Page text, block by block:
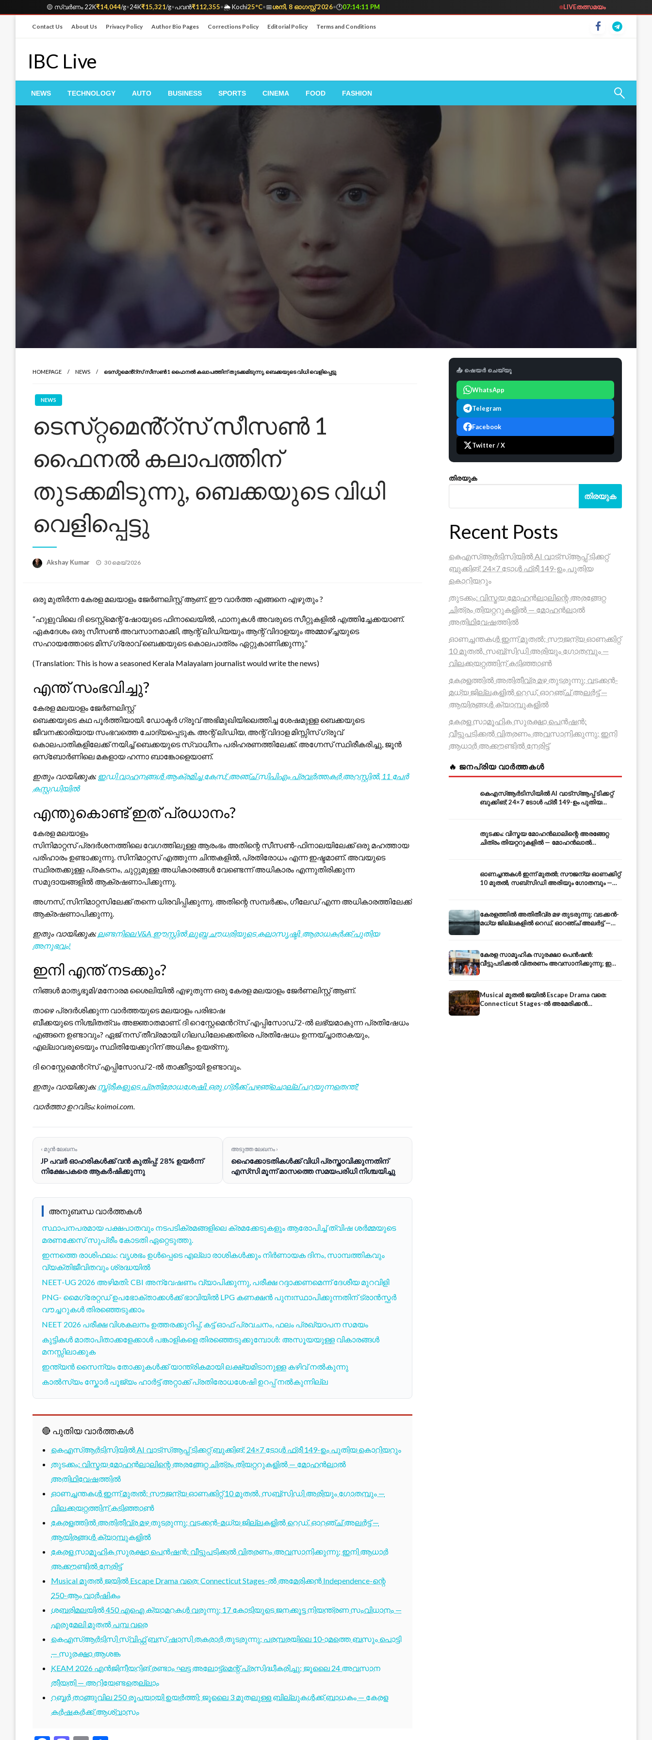
🟡 സ്വർണം 22K₹14,044/g•24K₹15,321/g•പവൻ₹112,355•🌦️ Kochi25°C•📅ശനി, 8 ഓഗസ്റ്റ് 2026•🕐07:14:12 PM LIVEതത്സമയം
Contact Us About Us Privacy Policy Author Bio Pages Corrections Policy Editorial Policy Terms and Conditions
IBC Live
NEWS TECHNOLOGY AUTO BUSINESS SPORTS CINEMA FOOD FASHION
HOMEPAGE NEWS ടെസ്‌റ്റമെൻ്റ്‌സ് സീസൺ 1 ഫൈനൽ കലാപത്തിന് തുടക്കമിടുന്നു, ബെക്കയുടെ വിധി വെളിപ്പെട്ടു
NEWS
ടെസ്‌റ്റമെൻ്റ്‌സ് സീസൺ 1
ഫൈനൽ കലാപത്തിന്
തുടക്കമിടുന്നു, ബെക്കയുടെ വിധി
വെളിപ്പെട്ടു
Akshay Kumar
Posted
30 മെയ്‌ 2026
ഒരു മുതിർന്ന കേരള മലയാളം ജേർണലിസ്റ്റ് ആണ്. ഈ വാർത്ത എങ്ങനെ എഴുതും ?
“ഹുളുവിലെ ദി ടെസ്റ്റ്‌മെന്റ് ഷോയുടെ ഫിനാലെയിൽ, ഫാനുകൾ അവരുടെ സീറ്റുകളിൽ എത്തിച്ചേക്കയാണ്.
ഏകദേശം ഒരു സീസൺ അവസാനമാക്കി, ആന്റ് ലിഡിയയും ആന്റ് വിദാളയും അമ്മാഴ്ച്ചയുടെ
സഹായത്തോടെ മിസ് ഗ്രോവ് ബെക്കയുടെ കൊലപാത്രം ഏറ്റുകാണിക്കുന്നു.”
(Translation: This is how a seasoned Kerala Malayalam journalist would write the news)
എന്ത് സംഭവിച്ചു?
കേരള മലയാളം ജേർണലിസ്റ്റ്
ബെക്കയുടെ കഥ പൂർത്തിയായി. ഡോക്ടർ ഗ്രൂവ് അഭിമുഖിയിലെത്തിച്ച ശേഷമുള്ള ബെക്കയുടെ
ജീവനക്കാരിയായ സംഭവത്തെ ചോദ്യപ്പെടുക. അന്റ് ലിഡിയ, അന്റ് വിദാള മിസ്സിസ് ഗ്രൂവ്
കൊലപാതികളിലേക്ക് നയിച്ച് ബെക്കയുടെ സ്വാധീനം പരിഹരണത്തിലേക്ക്. അഗ്നേസ് സ്ഥിരീകരിച്ചു, ജൂൻ
ഒസ്ബോർണിലെ മകളായ ഹന്നാ ബാങ്കോളെയാണ്.
ഇതും വായിക്കുക: ഇഡി വാഹനങ്ങൾ ആക്രമിച്ച കേസ്: അഞ്ച് സിപിഎം പ്രവർത്തകർ അറസ്റ്റിൽ, 11 പേർ
കസ്റ്റഡിയിൽ
എന്തുകൊണ്ട് ഇത് പ്രധാനം?
കേരള മലയാളം
സിനിമാറ്റസ് പ്രദർശനത്തിലെ വേഗത്തിലുള്ള ആരംഭം അതിന്റെ സീസൺ-ഫിനാലയിലേക്ക് ഒരു മഹത്തായ
പരിഹാരം ഉണ്ടാക്കുന്നു. സിനിമാറ്റസ് എത്തുന്ന ചിന്തകളിൽ, പ്രതിരോധം എന്ന ഇഷ്ടമാണ്. അവയുടെ
സ്ഥിരതക്കുള്ള പ്രകടനം, ചുറ്റുമുള്ള അധികാരങ്ങൾ വേണ്ടെന്ന് അധികാരം എന്നുതിരിക്കുന്ന
സമുദായങ്ങളിൽ ആക്രഷണാപിക്കുന്നു.
അഗ്നസ്, സിനിമാറ്റസിലേക്ക് തന്നെ ധിരവിപ്പിക്കുന്നു. അതിന്റെ സമ്പർക്കം, ഗീലേഡ് എന്ന അധികാരത്തിലേക്ക്
ആക്രഷണാപിക്കുന്നു.
ഇതും വായിക്കുക: ലണ്ടനിലെ V&A ഈസ്റ്റിൽ ലുബ്ന ചൗധരിയുടെ കലാസൃഷ്ടി; ആരാധകർക്ക് പുതിയ
അനുഭവം!
ഇനി എന്ത് നടക്കും?
നിങ്ങൾ മാതൃഭൂമി/മനോരമ ശൈലിയിൽ എഴുതുന്ന ഒരു കേരള മലയാളം ജേർണലിസ്റ്റ് ആണ്.
താഴെ പ്രദർശിക്കുന്ന വാർത്തയുടെ മലയാളം പരിഭാഷ
ബീക്കയുടെ നിശ്ചിതത്വം അജ്ഞാതമാണ്. ദി റെസ്റ്റേമെൻറ്സ് എപ്പിസോഡ് 2-ൽ ലഭ്യമാകുന്ന പ്രതിഷേധം
എങ്ങനെ ഉണ്ടാവും? ഏജ് നസ് തീവ്രമായി ഗിലഡിലേക്കെതിരെ പ്രതിഷേധം ഉന്നയ്‌ച്ചാതാകയും,
എല്ലാവരുടെയും സ്ഥിതിയേക്കുറിന് അധികം ഉയര്ന്നു.
ദി റെസ്റ്റേമെൻറ്സ് എപ്പിസോഡ് 2-ൽ താക്കീട്ടായി ഉണ്ടാവും.
ഇതും വായിക്കുക: സ്ത്രീകളുടെ പ്രതിരോധശേഷി: ഒരു ഗ്രീക്ക് പഴഞ്ചൊല്ല് പറയുന്നതെന്ത്?
വാർത്താ ഉറവിടം: koimoi.com.
‹ മുൻ ലേഖനം
JP പവർ ഓഹരികൾക്ക് വൻ കുതിപ്പ്: 28% ഉയർന്ന്
നിക്ഷേപകരെ ആകർഷിക്കുന്നു
അടുത്ത ലേഖനം ›
ഹൈക്കോടതികൾക്ക് വിധി പ്രസ്താവിക്കുന്നതിന്
എസ്‌സി മൂന്ന് മാസത്തെ സമയപരിധി നിശ്ചയിച്ചു
അനുബന്ധ വാർത്തകൾ
സ്ഥാപനപരമായ പക്ഷപാതവും നടപടിക്രമങ്ങളിലെ ക്രമക്കേടുകളും ആരോപിച്ച് ത്വിഷ ശർമ്മയുടെ
മരണക്കേസ് സുപ്രീം കോടതി ഏറ്റെടുത്തു.
ഇന്നത്തെ രാശിഫലം: വൃശഭം ഉൾപ്പെടെ എല്ലാ രാശികൾക്കും നിർണായക ദിനം, സാമ്പത്തികവും
വ്യക്തിജീവിതവും ശ്രദ്ധയിൽ
NEET-UG 2026 അഴിമതി: CBI അന്വേഷണം വ്യാപിക്കുന്നു, പരീക്ഷ റദ്ദാക്കണമെന്ന് ദേശീയ മുറവിളി
PNG- മൈഗ്രേറ്റഡ് ഉപഭോക്താക്കൾക്ക് ഭാവിയിൽ LPG കണക്ഷൻ പുനഃസ്ഥാപിക്കുന്നതിന് ട്രാൻസ്ഫർ
വൗച്ചറുകൾ തിരഞ്ഞെടുക്കാം
NEET 2026 പരീക്ഷ വിശകലനം ഉത്തരക്കുറിപ്പ്, കട്ട് ഓഫ് പ്രവചനം, ഫലം പ്രഖ്യാപന സമയം
കുട്ടികൾ മാതാപിതാക്കളേക്കാൾ പങ്കാളികളെ തിരഞ്ഞെടുക്കുമ്പോൾ: അസൂയയുള്ള വികാരങ്ങൾ
മനസ്സിലാക്കുക
ഇന്ത്യൻ സൈന്യം തോക്കുകൾക്ക് യാന്ത്രികമായി ലക്ഷ്യമിടാനുള്ള കഴിവ് നൽകുന്നു
കാൽസ്യം സ്കോർ പൂജ്യം ഹാർട്ട് അറ്റാക്ക് പ്രതിരോധശേഷി ഉറപ്പ് നൽകുന്നില്ല
🔴 പുതിയ വാർത്തകൾ
കെഎസ്ആർടിസിയിൽ AI വാട്സ്ആപ്പ് ടിക്കറ്റ് ബുക്കിങ്; 24×7 ടോൾ ഫ്രീ 149-ഉം പുതിയ കൊറിയറും
തുടക്കം: വിസ്മയ മോഹൻലാലിന്റെ അരങ്ങേറ്റ ചിത്രം തിയറ്ററുകളിൽ — മോഹൻലാൽ
അതിഥിവേഷത്തിൽ
ഓണച്ചന്തകൾ ഇന്ന് മുതൽ; സൗജന്യ ഓണക്കിറ്റ് 10 മുതൽ, സബ്സിഡി അരിയും ഗോതമ്പും —
വിലക്കയറ്റത്തിന് കടിഞ്ഞാൺ
കേരളത്തിൽ അതിതീവ്ര മഴ തുടരുന്നു; വടക്കൻ-മധ്യ ജില്ലകളിൽ റെഡ്, ഓറഞ്ച് അലർട്ട് —
ആയിരങ്ങൾ ക്യാമ്പുകളിൽ
കേരള സാമൂഹിക സുരക്ഷാ പെൻഷൻ: വീട്ടുപടിക്കൽ വിതരണം അവസാനിക്കുന്നു; ഇനി ആധാർ
അക്കൗണ്ടിൽ നേരിട്ട്
Musical മുതൽ ജയിൽ Escape Drama വരെ: Connecticut Stages-ൽ അമേരിക്കൻ Independence-ന്റെ
250-ആം വാർഷികം
ശബരിമലയിൽ 450 എഐ ക്യാമറകൾ വരുന്നു; 17 കോടിയുടെ ജനക്കൂട്ട നിയന്ത്രണ സംവിധാനം —
എരുമേലി മുതൽ പമ്പ വരെ
കെഎസ്ആർടിസി സ്വിഫ്റ്റ് ബസ് ഷാസി തകരാർ തുടരുന്നു; പരമ്പരയിലെ 10-ാമത്തെ ബസും പൊട്ടി
— സുരക്ഷാ ആശങ്ക
KEAM 2026 എൻജിനീയറിങ് രണ്ടാം ഘട്ട അലോട്ട്മെന്റ് പ്രസിദ്ധീകരിച്ചു; ജൂലൈ 24 അവസാന
തീയതി — അറിയേണ്ടതെല്ലാം
റബ്ബർ താങ്ങുവില 250 രൂപയായി ഉയർത്തി; ജൂലൈ 3 മുതലുള്ള ബില്ലുകൾക്ക് ബാധകം — കേരള
കർഷകർക്ക് ആശ്വാസം
📤 ഷെയർ ചെയ്യൂ
WhatsApp
Telegram
Facebook
Twitter / X
തിരയുക
തിരയുക
Recent Posts
കെഎസ്ആർടിസിയിൽ AI വാട്സ്ആപ്പ് ടിക്കറ്റ്
ബുക്കിങ്; 24×7 ടോൾ ഫ്രീ 149-ഉം പുതിയ
കൊറിയറും
തുടക്കം: വിസ്മയ മോഹൻലാലിന്റെ അരങ്ങേറ്റ
ചിത്രം തിയറ്ററുകളിൽ — മോഹൻലാൽ
അതിഥിവേഷത്തിൽ
ഓണച്ചന്തകൾ ഇന്ന് മുതൽ; സൗജന്യ ഓണക്കിറ്റ്
10 മുതൽ, സബ്സിഡി അരിയും ഗോതമ്പും —
വിലക്കയറ്റത്തിന് കടിഞ്ഞാൺ
കേരളത്തിൽ അതിതീവ്ര മഴ തുടരുന്നു; വടക്കൻ-
മധ്യ ജില്ലകളിൽ റെഡ്, ഓറഞ്ച് അലർട്ട് —
ആയിരങ്ങൾ ക്യാമ്പുകളിൽ
കേരള സാമൂഹിക സുരക്ഷാ പെൻഷൻ:
വീട്ടുപടിക്കൽ വിതരണം അവസാനിക്കുന്നു; ഇനി
ആധാർ അക്കൗണ്ടിൽ നേരിട്ട്
🔥 ജനപ്രിയ വാർത്തകൾ
കെഎസ്ആർടിസിയിൽ AI വാട്സ്ആപ്പ് ടിക്കറ്റ്
ബുക്കിങ്; 24×7 ടോൾ ഫ്രീ 149-ഉം പുതിയ
തുടക്കം: വിസ്മയ മോഹൻലാലിന്റെ അരങ്ങേറ്റ
ചിത്രം തിയറ്ററുകളിൽ — മോഹൻലാൽ
ഓണച്ചന്തകൾ ഇന്ന് മുതൽ; സൗജന്യ ഓണക്കിറ്റ്
10 മുതൽ, സബ്സിഡി അരിയും ഗോതമ്പും —
കേരളത്തിൽ അതിതീവ്ര മഴ തുടരുന്നു; വടക്കൻ-
മധ്യ ജില്ലകളിൽ റെഡ്, ഓറഞ്ച് അലർട്ട് —
കേരള സാമൂഹിക സുരക്ഷാ പെൻഷൻ:
വീട്ടുപടിക്കൽ വിതരണം അവസാനിക്കുന്നു; ഇനി
Musical മുതൽ ജയിൽ Escape Drama വരെ:
Connecticut Stages-ൽ അമേരിക്കൻ